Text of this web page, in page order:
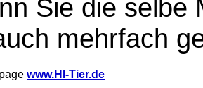
Sie die selbe
mehrfach
www.HI-Tier.de